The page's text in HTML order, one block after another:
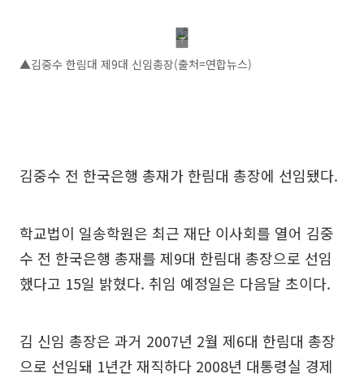
▲김중수 한림대 제9대 신임총장(출처=연합뉴스)
김중수 전 한국은행 총재가 한림대 총장에 선임됐다.
학교법이 일송학원은 최근 재단 이사회를 열어 김중
수 전 한국은행 총재를 제9대 한림대 총장으로 선임
했다고 15일 밝혔다. 취임 예정일은 다음달 초이다.
김 신임 총장은 과거 2007년 2월 제6대 한림대 총장
으로 선임돼 1년간 재직하다 2008년 대통령실 경제